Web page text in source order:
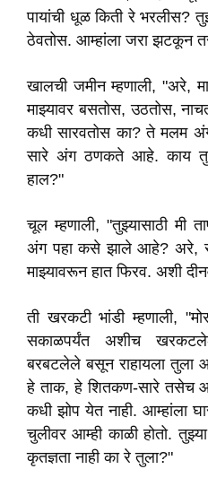
पायांची धूळ किती रे भरलीस?
ठेवतोस. आम्हांला जरा झटकून
खालची जमीन म्हणाली, "अरे,
माझ्यावर बसतोस, उठतोस,
कधी सारवतोस का? ते मलम
सारे अंग ठणकते आहे. काय
हाल?"
चूल म्हणाली, "तुझ्यासाठी मी
अंग पहा कसे झाले आहे? अरे,
माझ्यावरून हात फिरव. अशी
ती खरकटी भांडी म्हणाली,
सकाळपर्यंत अशीच
बरबटलेले बसून राहायला तुला
हे ताक, हे शितकण-सारे तसेच
कधी झोप येत नाही. आम्हांला
चुलीवर आम्ही काळी होतो.
कृतज्ञता नाही का रे तुला?"